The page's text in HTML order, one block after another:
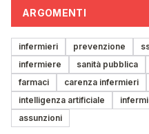
ARGOMENTI
infermieri prevenzione
infermiere
sanità pubblica
farmaci
carenza infermieri
intelligenza artificiale
assunzioni